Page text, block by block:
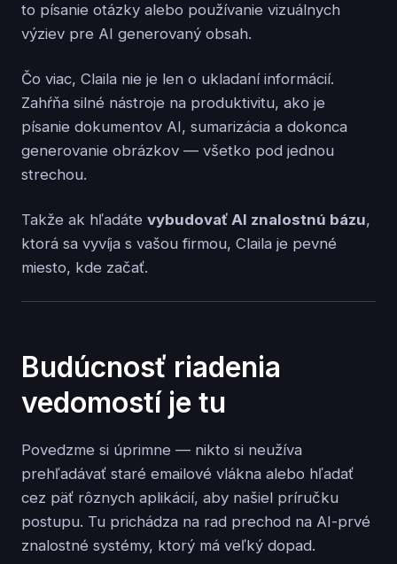
to písanie otázky alebo používanie vizuálnych
výziev pre AI generovaný obsah.
Čo viac, Claila nie je len o ukladaní informácií.
Zahŕňa silné nástroje na produktivitu, ako je
písanie dokumentov AI, sumarizácia a dokonca
generovanie obrázkov — všetko pod jednou
strechou.
Takže ak hľadáte vybudovať AI znalostnú bázu,
ktorá sa vyvíja s vašou firmou, Claila je pevné
miesto, kde začať.
Budúcnosť riadenia
vedomostí je tu
Povedzme si úprimne — nikto si neužíva
prehľadávať staré emailové vlákna alebo hľadať
cez päť rôznych aplikácií, aby našiel príručku
postupu. Tu prichádza na rad prechod na AI-prvé
znalostné systémy, ktorý má veľký dopad.